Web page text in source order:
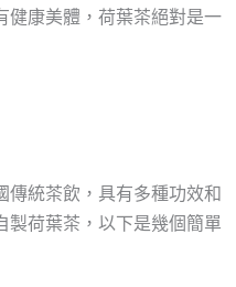
健康美體，荷葉茶絕對是一
傳統茶飲，具有多種功效和
製荷葉茶，以下是幾個簡單